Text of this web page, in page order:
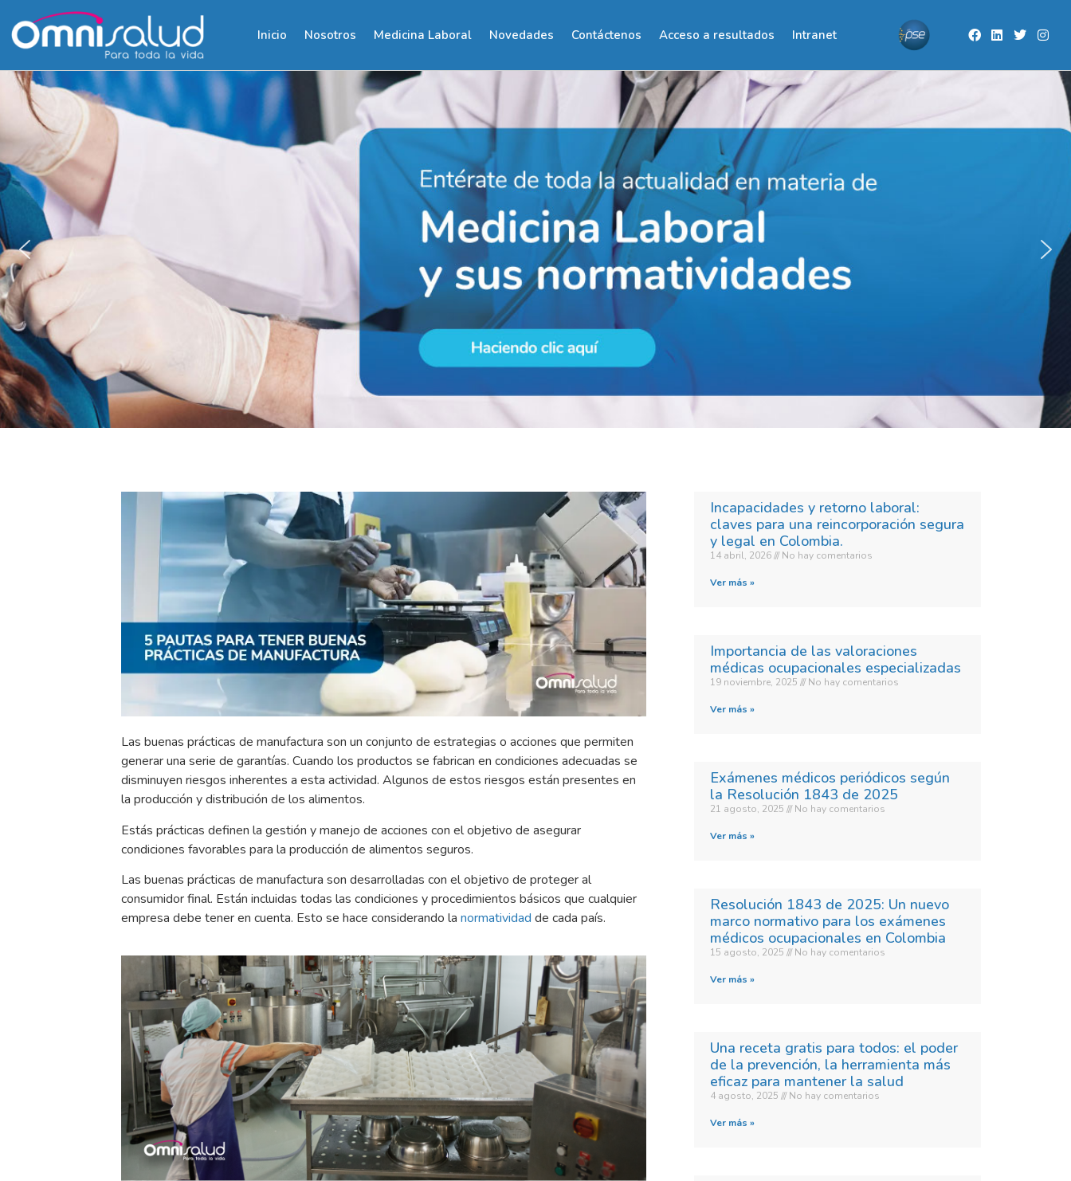
Inicio Nosotros Medicina Laboral Novedades Contáctenos Acceso a resultados Intranet
Las buenas prácticas de manufactura son un conjunto de estrategias o acciones que permiten
generar una serie de garantías. Cuando los productos se fabrican en condiciones adecuadas se
disminuyen riesgos inherentes a esta actividad. Algunos de estos riesgos están presentes en
la producción y distribución de los alimentos.
Estás prácticas definen la gestión y manejo de acciones con el objetivo de asegurar
condiciones favorables para la producción de alimentos seguros.
Las buenas prácticas de manufactura son desarrolladas con el objetivo de proteger al
consumidor final. Están incluidas todas las condiciones y procedimientos básicos que cualquier
empresa debe tener en cuenta. Esto se hace considerando la normatividad de cada país.
Incapacidades y retorno laboral:
claves para una reincorporación segura
y legal en Colombia.​
14 abril, 2026 No hay comentarios
Ver más »
Importancia de las valoraciones
médicas ocupacionales especializadas
19 noviembre, 2025 No hay comentarios
Ver más »
Exámenes médicos periódicos según
la Resolución 1843 de 2025
21 agosto, 2025 No hay comentarios
Ver más »
Resolución 1843 de 2025: Un nuevo
marco normativo para los exámenes
médicos ocupacionales en Colombia
15 agosto, 2025 No hay comentarios
Ver más »
Una receta gratis para todos: el poder
de la prevención, la herramienta más
eficaz para mantener la salud
4 agosto, 2025 No hay comentarios
Ver más »